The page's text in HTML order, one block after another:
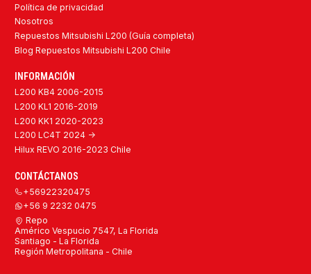
Política de privacidad
Nosotros
Repuestos Mitsubishi L200 (Guía completa)
Blog Repuestos Mitsubishi L200 Chile
INFORMACIÓN
L200 KB4 2006-2015
L200 KL1 2016-2019
L200 KK1 2020-2023
L200 LC4T 2024 ->
Hilux REVO 2016-2023 Chile
CONTÁCTANOS
+56922320475
+56 9 2232 0475
Repo
Américo Vespucio 7547, La Florida
Santiago - La Florida
Región Metropolitana - Chile